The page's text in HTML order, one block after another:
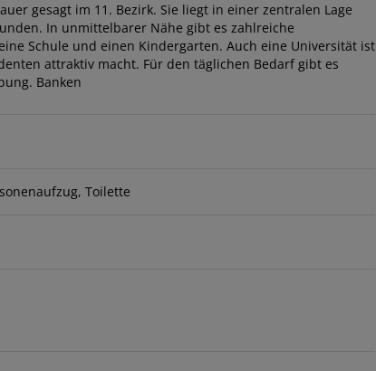
gesagt im 11. Bezirk. Sie liegt in einer zentralen Lage
In unmittelbarer Nähe gibt es zahlreiche
Schule und einen Kindergarten. Auch eine Universität ist
attraktiv macht. Für den täglichen Bedarf gibt es
Banken
Toilette